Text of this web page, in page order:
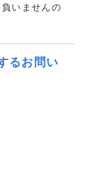
いませんの
るお問い